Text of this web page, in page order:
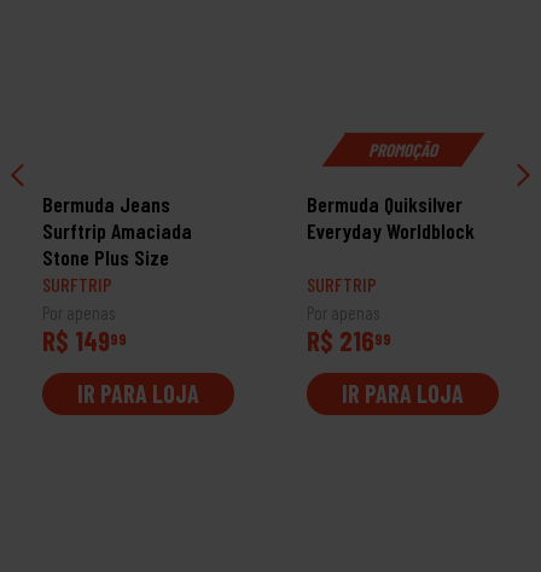
Bermuda Jeans
Surftrip Amaciada
Stone Plus Size
SURFTRIP
Por apenas
R$ 14999
IR PARA LOJA
PROMOÇÃO
Bermuda Quiksilver
Everyday Worldblock
SURFTRIP
Por apenas
R$ 21699
IR PARA LOJA